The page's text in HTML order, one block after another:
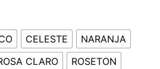
CELESTE
NARANJA
CLARO
ROSETON